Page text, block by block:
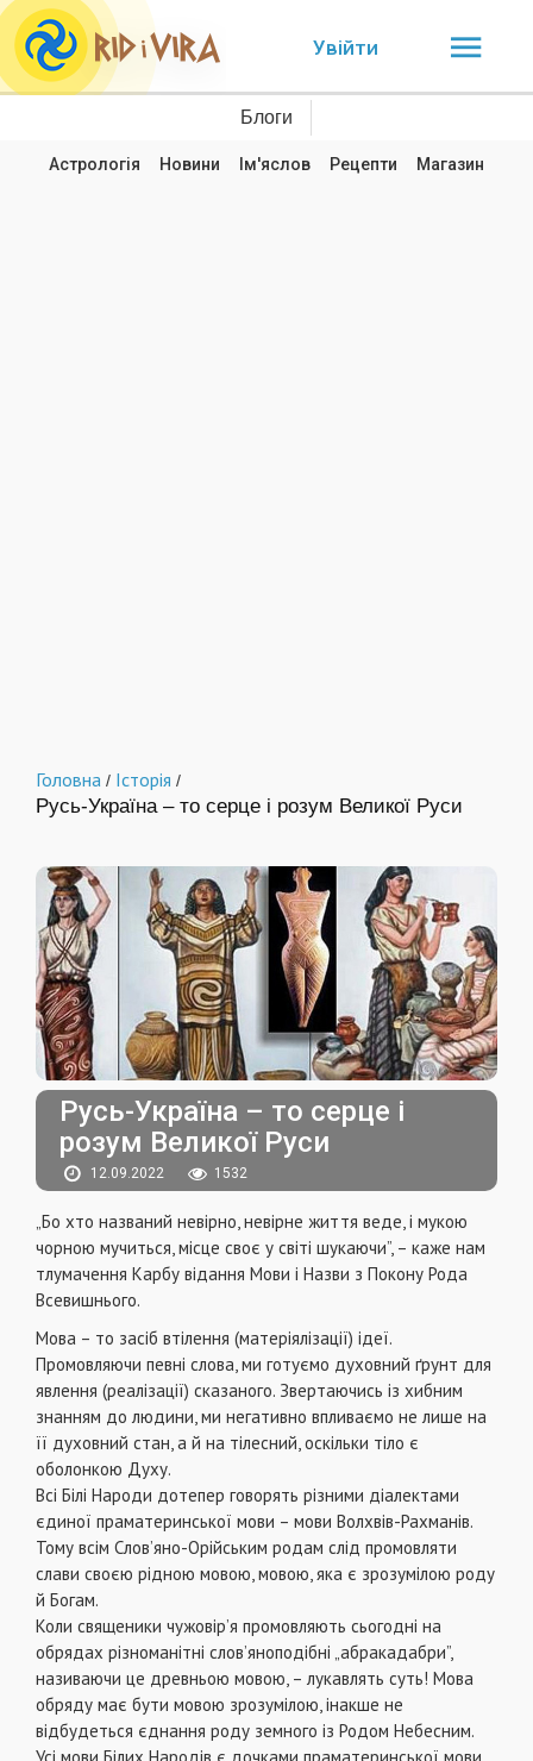
Увійти
Блоги
Астрологія Новини Ім'яслов Рецепти Магазин
Головна / Історія /
Русь-Україна – то серце і розум Великої Руси
Русь-Україна – то серце і
розум Великої Руси
12.09.2022 1532
„Бо хто названий невірно, невірне життя веде, і мукою
чорною мучиться, місце своє у світі шукаючи”, – каже нам
тлумачення Карбу відання Мови і Назви з Покону Рода
Всевишнього.
Мова – то засіб втілення (матеріялізації) ідеї.
Промовляючи певні слова, ми готуємо духовний ґрунт для
явлення (реалізації) сказаного. Звертаючись із хибним
знанням до людини, ми негативно впливаємо не лише на
її духовний стан, а й на тілесний, оскільки тіло є
оболонкою Духу.
Всі Білі Народи дотепер говорять різними діалектами
єдиної праматеринської мови – мови Волхвів-Рахманів.
Тому всім Слов’яно-Орійським родам слід промовляти
слави своєю рідною мовою, мовою, яка є зрозумілою роду
й Богам.
Коли священики чужовір’я промовляють сьогодні на
обрядах різноманітні слов’яноподібні „абракадабри”,
називаючи це древньою мовою, – лукавлять суть! Мова
обряду має бути мовою зрозумілою, інакше не
відбудеться єднання роду земного із Родом Небесним.